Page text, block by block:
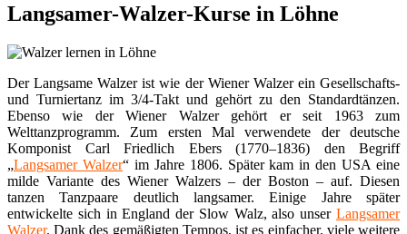
Langsamer-Walzer-Kurse in Löhne
Der Langsame Walzer ist wie der Wiener Walzer ein Gesellschafts-
und Turniertanz im 3/4-Takt und gehört zu den Standardtänzen.
Ebenso wie der Wiener Walzer gehört er seit 1963 zum
Welttanzprogramm. Zum ersten Mal verwendete der deutsche
Komponist Carl Friedlich Ebers (1770–1836) den Begriff
„Langsamer Walzer“ im Jahre 1806. Später kam in den USA eine
milde Variante des Wiener Walzers – der Boston – auf. Diesen
tanzen Tanzpaare deutlich langsamer. Einige Jahre später
entwickelte sich in England der Slow Walz, also unser Langsamer
Walzer. Dank des gemäßigten Tempos, ist es einfacher, viele weitere